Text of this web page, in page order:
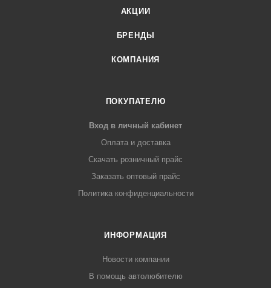
АКЦИИ
БРЕНДЫ
КОМПАНИЯ
ПОКУПАТЕЛЮ
Вход в личный кабинет
Оплата и доставка
Скачать розничный прайс
Заказать оптовый прайс
Политика конфиденциальности
ИНФОРМАЦИЯ
Новости компании
В помощь автолюбителю